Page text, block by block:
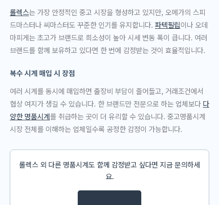
롤렉스는 가장 안정적인 중고 시장을 형성하고 있지만, 오메가의 스피
드마스터나 씨마스터도 꾸준한 인기를 유지합니다. 파텍필립이나 오데
마피게는 초고가 브랜드로 희소성이 높아 시세 변동 폭이 큽니다. 여러
브랜드를 함께 보유하고 있다면 한 번에 감정받는 것이 효율적입니다.
복수 시계 매입 시 장점
여러 시계를 동시에 매입하면 출장비 부담이 줄어들고, 거래조건에서
협상 여지가 생길 수 있습니다. 한 브랜드만 전문으로 하는 업체보다 다
양한 명품시계를 취급하는 곳이 더 유리할 수 있습니다. 중고명품시계
시장 전체를 이해하는 업체일수록 공정한 감정이 가능합니다.
롤렉스 외 다른 명품시계도 함께 감정받고 싶다면 지금 문의하세
요.